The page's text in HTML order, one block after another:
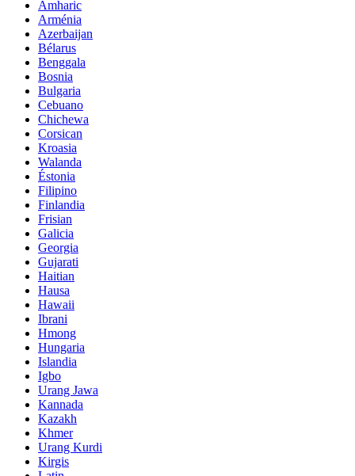
Amharic
Arménia
Azerbaijan
Bélarus
Benggala
Bosnia
Bulgaria
Cebuano
Chichewa
Corsican
Kroasia
Walanda
Éstonia
Filipino
Finlandia
Frisian
Galicia
Georgia
Gujarati
Haitian
Hausa
Hawaii
Ibrani
Hmong
Hungaria
Islandia
Igbo
Urang Jawa
Kannada
Kazakh
Khmer
Urang Kurdi
Kirgis